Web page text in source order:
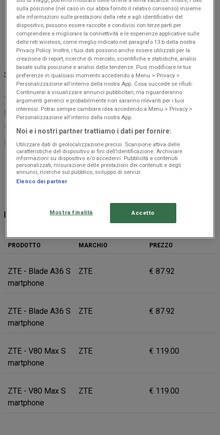
Comet
€ 119.00
VEDERE
SGUARDO VELOCE A ZTE IN OFFERTA
ZTE in offerta: 4
Offerta più economica: € 87.92
Sconto migliore:
-20%
Offerta più recente: 30/07/2026
Unieuro Euronics Expert Trony MediaWorld
PREZZO ZTE
PRODOTTO MARCHIO PREZZO
ZTE - Blade A36 S
martphone
ZTE € 87.92
ZTE - Blade A36 S
martphone
ZTE € 87.92
ZTE - V80 Max S
martphone
ZTE € 119.00
ZTE - V80 Max S
martphone
ZTE € 119.00
sulla posizione (nel caso in cui abbia fornito il relativo consenso) insieme
alle informazioni sulle prestazioni della rete e agli identificativi del
dispositivo, possono essere raccolte e condivisi con terze parti per
comprendere e migliorare la connettività e le esperienze applicative sulle
delle reti wireless, come meglio indicato nel paragrafo 13.b della nostra
Privacy Policy. Inoltre, i tuoi dati possono anche essere utilizzati per la
creazione di report, ricerche di mercato, scientifiche e statistiche, analisi
basate sulla posizione e analisi delle tendenze. Puoi modificare le tue
preferenze in qualsiasi momento accedendo a Menu > Privacy >
Personalizzazione all'interno della nostra App. Cosa succede se rifiuti:
Continuerai a visualizzare annunci pubblicitari, ma riguarderanno
argomenti generici e probabilmente non saranno rilevanti per i tuoi
interessi. Potrai sempre cambiare idea accedendo a Menu > Privacy >
Personalizzazione all'interno della nostra App.
Noi e i nostri partner trattiamo i dati per fornire:
Utilizzare dati di geolocalizzazione precisi. Scansione attiva delle
caratteristiche del dispositivo ai fini dell’identificazione. Archiviare
informazioni su dispositivo e/o accedervi. Pubblicità e contenuti
personalizzati, misurazione delle prestazioni dei contenuti e degli
annunci, ricerche sul pubblico, sviluppo di servizi.
Elenco dei partner
Mostra finalità Accetto